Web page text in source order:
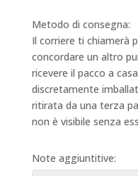
Metodo di consegna:
Il corriere ti chiamerà
concordare un altro
ricevere il pacco a
discretamente
ritirata da una terza
non è visibile senza
Note aggiuntitive: